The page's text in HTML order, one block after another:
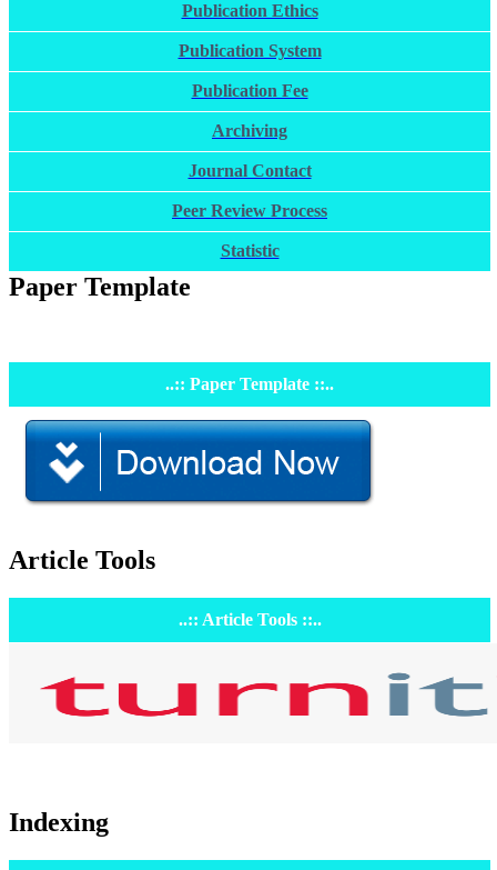
Publication Ethics
Publication System
Publication Fee
Archiving
Journal Contact
Peer Review Process
Statistic
Paper Template
..:: Paper Template ::..
Article Tools
..:: Article Tools ::..
Indexing